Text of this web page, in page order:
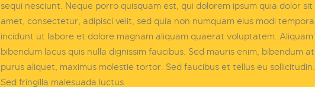
sequi nesciunt. Neque porro quisquam est, qui dolorem ipsum quia dolor sit
amet, consectetur, adipisci velit, sed quia non numquam eius modi tempora
incidunt ut labore et dolore magnam aliquam quaerat voluptatem. Aliquam
bibendum lacus quis nulla dignissim faucibus. Sed mauris enim, bibendum at
purus aliquet, maximus molestie tortor. Sed faucibus et tellus eu sollicitudin.
Sed fringilla malesuada luctus.